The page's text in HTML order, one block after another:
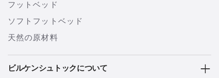
フットベッド
ソフトフットベッド
天然の原材料
ビルケンシュトックについて